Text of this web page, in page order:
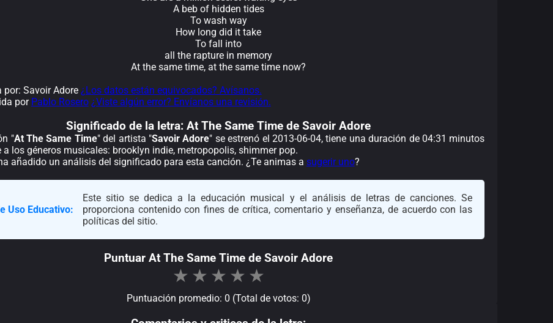
A beb of hidden tides
To wash way
How long did it take
To fall into
all the rapture in memory
At the same time, at the same time now?
por: Savoir Adore ¿Los datos están equivocados? Avísanos.
por Pablo Rosero ¿Viste algún error? Envíanos una revisión.
Significado de la letra: At The Same Time de Savoir Adore
"At The Same Time" del artista "Savoir Adore" se estrenó el 2013-06-04, tiene una duración de 04:31 minutos
a los géneros musicales: brooklyn indie, metropopolis, shimmer pop.
añadido un análisis del significado para esta canción. ¿Te animas a sugerir uno?
Uso Educativo:
Este sitio se dedica a la educación musical y el análisis de letras de canciones. Se
proporciona contenido con fines de crítica, comentario y enseñanza, de acuerdo con las
políticas del sitio.
Puntuar At The Same Time de Savoir Adore
★ ★ ★ ★ ★
Puntuación promedio: 0 (Total de votos: 0)